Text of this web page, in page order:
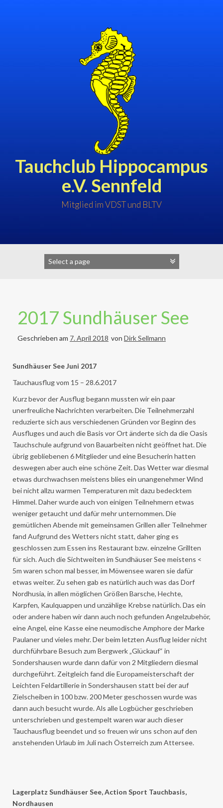
Tauchclub Hippocampus
e.V. Sennfeld
Mitglied im VDST und BLTV
2017 Sundhäuser See
Geschrieben am 7. April 2018 von Dirk Sellmann
Sundhäuser See Juni 2017
Tauchausflug vom 15 – 28.6.2017
Kurz bevor der Ausflug begann mussten wir ein paar
unerfreuliche Nachrichten verarbeiten. Die Teilnehmerzahl
reduzierte sich aus verschiedenen Gründen vor Beginn des
Ausfluges und auch die Basis vor Ort änderte sich da die Oasis
Tauchschule aufgrund von Bauarbeiten nicht geöffnet hat. Die
übrig gebliebenen 6 Mitglieder und eine Besucherin hatten
deswegen aber auch eine schöne Zeit. Das Wetter war diesmal
etwas durchwachsen meistens blies ein unangenehmer Wind
bei nicht allzu warmen Temperaturen mit dazu bedecktem
Himmel. Daher wurde auch von einigen Teilnehmern etwas
weniger getaucht und dafür mehr unternommen. Die
gemütlichen Abende mit gemeinsamen Grillen aller Teilnehmer
fand Aufgrund des Wetters nicht statt, daher ging es
geschlossen zum Essen ins Restaurant bzw. einzelne Grillten
für sich. Auch die Sichtweiten im Sundhäuser See meistens <
5m waren schon mal besser, im Möwensee waren sie dafür
etwas weiter. Zu sehen gab es natürlich auch was das Dorf
Nordhusia, in allen möglichen Größen Barsche, Hechte,
Karpfen, Kaulquappen und unzählige Krebse natürlich. Das ein
oder andere haben wir dann auch noch gefunden Angelzubehör,
eine Angel, eine Kasse eine neumodische Amphore der Marke
Paulaner und vieles mehr. Der beim letzten Ausflug leider nicht
durchführbare Besuch zum Bergwerk „Glückauf“ in
Sondershausen wurde dann dafür von 2 Mitgliedern diesmal
durchgeführt. Zeitgleich fand die Europameisterschaft der
Leichten Feldartillerie in Sondershausen statt bei der auf
Zielscheiben in 100 bzw. 200 Meter geschossen wurde was
dann auch besucht wurde. Als alle Logbücher geschrieben
unterschrieben und gestempelt waren war auch dieser
Tauchausflug beendet und so freuen wir uns schon auf den
anstehenden Urlaub im Juli nach Österreich zum Attersee.
Lagerplatz Sundhäuser See, Action Sport Tauchbasis,
Nordhausen